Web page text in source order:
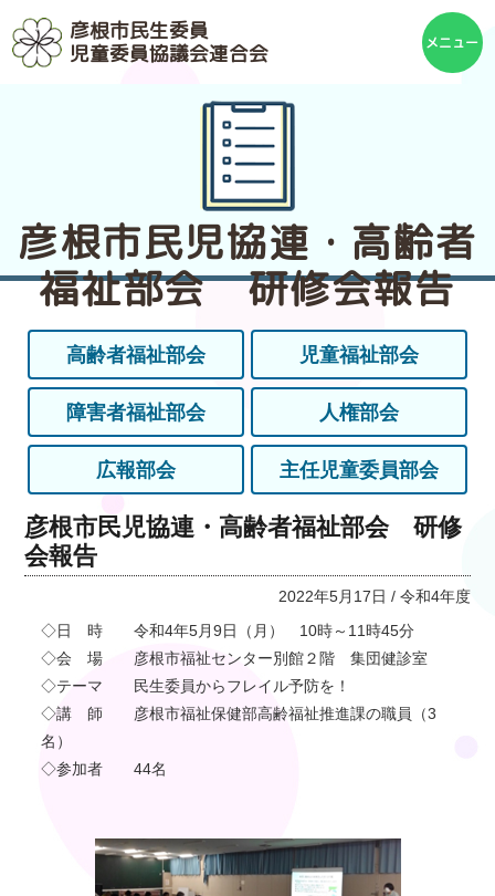
彦根市民生委員
児童委員協議会連合会
彦根市民児協連・高齢者
福祉部会 研修会報告
高齢者福祉部会 児童福祉部会
障害者福祉部会 人権部会
広報部会 主任児童委員部会
彦根市民児協連・高齢者福祉部会 研修
会報告
2022年5月17日 / 令和4年度
◇日 時 令和4年5月9日（月） 10時～11時45分
◇会 場 彦根市福祉センター別館２階 集団健診室
◇テーマ 民生委員からフレイル予防を！
◇講 師 彦根市福祉保健部高齢福祉推進課の職員（3
名）
◇参加者 44名